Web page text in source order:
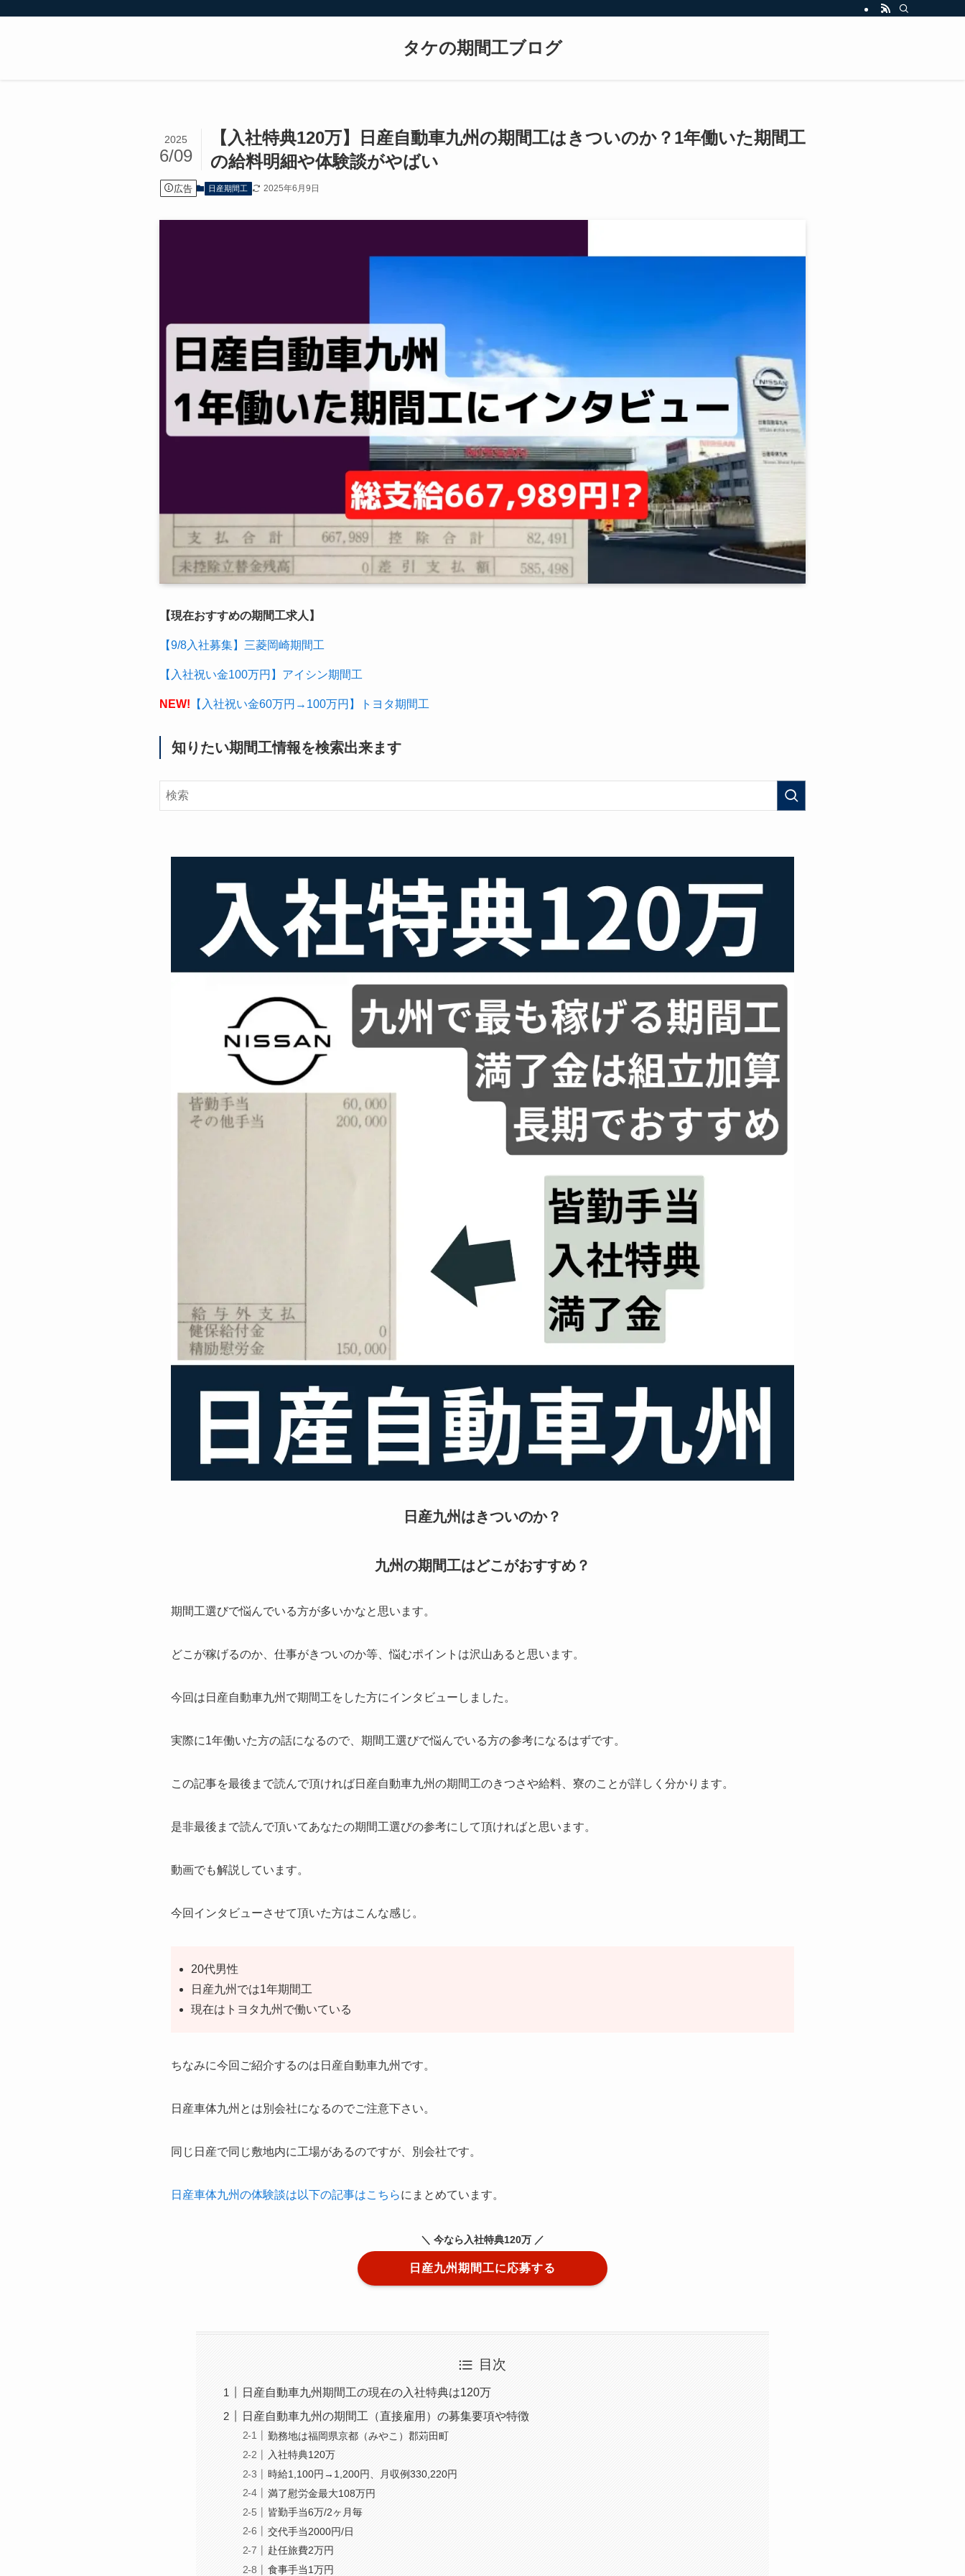
タケの期間工ブログ
【入社特典120万】日産自動車九州の期間工はきついのか？1年働いた期間工
の給料明細や体験談がやばい
2025
6/09
広告 日産期間工 2025年6月9日
【現在おすすめの期間工求人】
【9/8入社募集】三菱岡崎期間工
【入社祝い金100万円】アイシン期間工
NEW! 【入社祝い金60万円→100万円】トヨタ期間工
知りたい期間工情報を検索出来ます
日産九州はきついのか？
九州の期間工はどこがおすすめ？
期間工選びで悩んでいる方が多いかなと思います。
どこが稼げるのか、仕事がきついのか等、悩むポイントは沢山あると思います。
今回は日産自動車九州で期間工をした方にインタビューしました。
実際に1年働いた方の話になるので、期間工選びで悩んでいる方の参考になるはずです。
この記事を最後まで読んで頂ければ日産自動車九州の期間工のきつさや給料、寮のことが詳しく分かります。
是非最後まで読んで頂いてあなたの期間工選びの参考にして頂ければと思います。
動画でも解説しています。
今回インタビューさせて頂いた方はこんな感じ。
20代男性
日産九州では1年期間工
現在はトヨタ九州で働いている
ちなみに今回ご紹介するのは日産自動車九州です。
日産車体九州とは別会社になるのでご注意下さい。
同じ日産で同じ敷地内に工場があるのですが、別会社です。
日産車体九州の体験談は以下の記事はこちらにまとめています。
＼ 今なら入社特典120万 ／
日産九州期間工に応募する
目次
日産自動車九州期間工の現在の入社特典は120万
日産自動車九州の期間工（直接雇用）の募集要項や特徴
勤務地は福岡県京都（みやこ）郡苅田町
入社特典120万
時給1,100円→1,200円、月収例330,220円
満了慰労金最大108万円
皆勤手当6万/2ヶ月毎
交代手当2000円/日
赴任旅費2万円
食事手当1万円